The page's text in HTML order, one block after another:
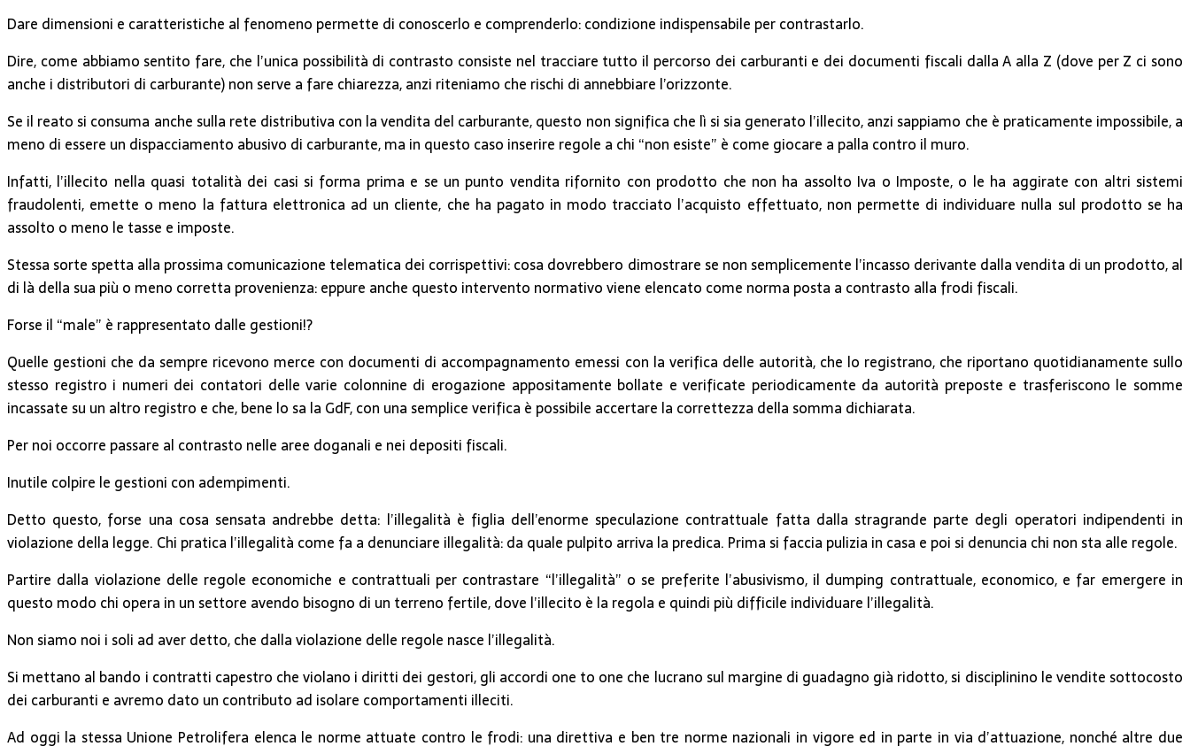
Dare dimensioni e caratteristiche al fenomeno permette di conoscerlo e comprenderlo: condizione indispensabile per contrastarlo.
Dire, come abbiamo sentito fare, che l’unica possibilità di contrasto consiste nel tracciare tutto il percorso dei carburanti e dei documenti fiscali dalla A alla Z (dove per Z ci sono
anche i distributori di carburante) non serve a fare chiarezza, anzi riteniamo che rischi di annebbiare l’orizzonte.
Se il reato si consuma anche sulla rete distributiva con la vendita del carburante, questo non significa che lì si sia generato l’illecito, anzi sappiamo che è praticamente impossibile, a
meno di essere un dispacciamento abusivo di carburante, ma in questo caso inserire regole a chi “non esiste” è come giocare a palla contro il muro.
Infatti, l’illecito nella quasi totalità dei casi si forma prima e se un punto vendita rifornito con prodotto che non ha assolto Iva o Imposte, o le ha aggirate con altri sistemi
fraudolenti, emette o meno la fattura elettronica ad un cliente, che ha pagato in modo tracciato l’acquisto effettuato, non permette di individuare nulla sul prodotto se ha
assolto o meno le tasse e imposte.
Stessa sorte spetta alla prossima comunicazione telematica dei corrispettivi: cosa dovrebbero dimostrare se non semplicemente l’incasso derivante dalla vendita di un prodotto, al
di là della sua più o meno corretta provenienza: eppure anche questo intervento normativo viene elencato come norma posta a contrasto alla frodi fiscali.
Forse il “male” è rappresentato dalle gestioni!?
Quelle gestioni che da sempre ricevono merce con documenti di accompagnamento emessi con la verifica delle autorità, che lo registrano, che riportano quotidianamente sullo
stesso registro i numeri dei contatori delle varie colonnine di erogazione appositamente bollate e verificate periodicamente da autorità preposte e trasferiscono le somme
incassate su un altro registro e che, bene lo sa la GdF, con una semplice verifica è possibile accertare la correttezza della somma dichiarata.
Per noi occorre passare al contrasto nelle aree doganali e nei depositi fiscali.
Inutile colpire le gestioni con adempimenti.
Detto questo, forse una cosa sensata andrebbe detta: l’illegalità è figlia dell’enorme speculazione contrattuale fatta dalla stragrande parte degli operatori indipendenti in
violazione della legge. Chi pratica l’illegalità come fa a denunciare illegalità: da quale pulpito arriva la predica. Prima si faccia pulizia in casa e poi si denuncia chi non sta alle regole.
Partire dalla violazione delle regole economiche e contrattuali per contrastare “l’illegalità” o se preferite l’abusivismo, il dumping contrattuale, economico, e far emergere in
questo modo chi opera in un settore avendo bisogno di un terreno fertile, dove l’illecito è la regola e quindi più difficile individuare l’illegalità.
Non siamo noi i soli ad aver detto, che dalla violazione delle regole nasce l’illegalità.
Si mettano al bando i contratti capestro che violano i diritti dei gestori, gli accordi one to one che lucrano sul margine di guadagno già ridotto, si disciplinino le vendite sottocosto
dei carburanti e avremo dato un contributo ad isolare comportamenti illeciti.
Ad oggi la stessa Unione Petrolifera elenca le norme attuate contro le frodi: una direttiva e ben tre norme nazionali in vigore ed in parte in via d’attuazione, nonché altre due